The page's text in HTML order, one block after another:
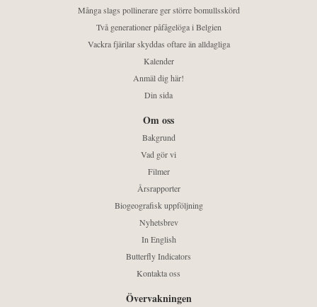
Många slags pollinerare ger större bomullsskörd
Två generationer påfågelöga i Belgien
Vackra fjärilar skyddas oftare än alldagliga
Kalender
Anmäl dig här!
Din sida
Om oss
Bakgrund
Vad gör vi
Filmer
Årsrapporter
Biogeografisk uppföljning
Nyhetsbrev
In English
Butterfly Indicators
Kontakta oss
Övervakningen